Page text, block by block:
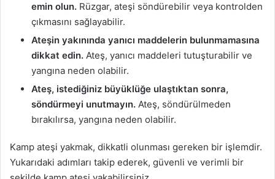
emin olun. Rüzgar, ateşi söndürebilir veya kontrolden
çıkmasını sağlayabilir.
Ateşin yakınında yanıcı maddelerin bulunmamasına
dikkat edin. Ateş, yanıcı maddeleri tutuşturabilir ve
yangına neden olabilir.
Ateş, istediğiniz büyüklüğe ulaştıktan sonra,
söndürmeyi unutmayın. Ateş, söndürülmeden
bırakılırsa, yangına neden olabilir.
Kamp ateşi yakmak, dikkatli olunması gereken bir işlemdir.
Yukarıdaki adımları takip ederek, güvenli ve verimli bir